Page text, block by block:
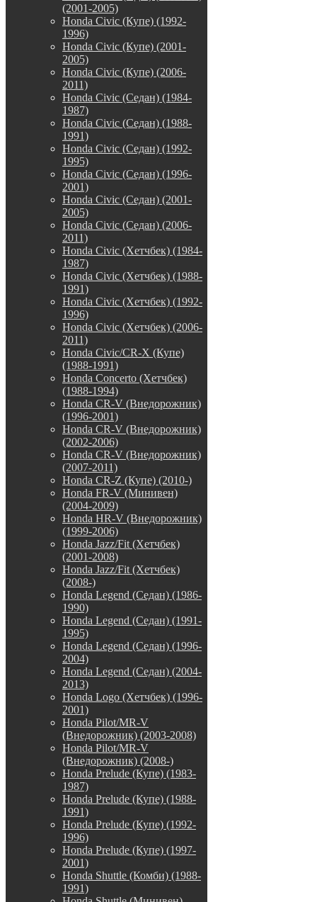
(2001-2005)
Honda Civic (Купе) (1992-
1996)
Honda Civic (Купе) (2001-
2005)
Honda Civic (Купе) (2006-
2011)
Honda Civic (Седан) (1984-
1987)
Honda Civic (Седан) (1988-
1991)
Honda Civic (Седан) (1992-
1995)
Honda Civic (Седан) (1996-
2001)
Honda Civic (Седан) (2001-
2005)
Honda Civic (Седан) (2006-
2011)
Honda Civic (Хетчбек) (1984-
1987)
Honda Civic (Хетчбек) (1988-
1991)
Honda Civic (Хетчбек) (1992-
1996)
Honda Civic (Хетчбек) (2006-
2011)
Honda Civic/CR-X (Купе)
(1988-1991)
Honda Concerto (Хетчбек)
(1988-1994)
Honda CR-V (Внедорожник)
(1996-2001)
Honda CR-V (Внедорожник)
(2002-2006)
Honda CR-V (Внедорожник)
(2007-2011)
Honda CR-Z (Купе) (2010-)
Honda FR-V (Минивен)
(2004-2009)
Honda HR-V (Внедорожник)
(1999-2006)
Honda Jazz/Fit (Хетчбек)
(2001-2008)
Honda Jazz/Fit (Хетчбек)
(2008-)
Honda Legend (Седан) (1986-
1990)
Honda Legend (Седан) (1991-
1995)
Honda Legend (Седан) (1996-
2004)
Honda Legend (Седан) (2004-
2013)
Honda Logo (Хетчбек) (1996-
2001)
Honda Pilot/MR-V
(Внедорожник) (2003-2008)
Honda Pilot/MR-V
(Внедорожник) (2008-)
Honda Prelude (Купе) (1983-
1987)
Honda Prelude (Купе) (1988-
1991)
Honda Prelude (Купе) (1992-
1996)
Honda Prelude (Купе) (1997-
2001)
Honda Shuttle (Комби) (1988-
1991)